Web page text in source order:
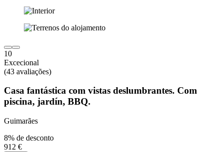
10
Excecional
(43 avaliações)
Casa fantástica com vistas deslumbrantes. Com
piscina, jardín, BBQ.
Guimarães
8% de desconto
912 €